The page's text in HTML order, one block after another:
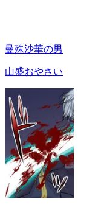
曼殊沙華の男
山盛おやさい